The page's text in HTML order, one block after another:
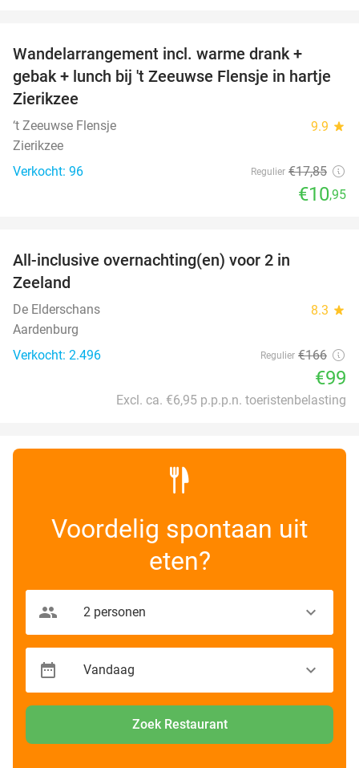
Wandelarrangement incl. warme drank +
gebak + lunch bij 't Zeeuwse Flensje in hartje
Zierikzee
‘t Zeeuwse Flensje 9.9 star
Zierikzee
Verkocht: 96
Regulier €17,85
€10,95
All-inclusive overnachting(en) voor 2 in
Zeeland
De Elderschans 8.3 star
Aardenburg
Verkocht: 2.496
Regulier €166
€99
Excl. ca. €6,95 p.p.p.n. toeristenbelasting
Voordelig spontaan uit
eten?
Zoek Restaurant